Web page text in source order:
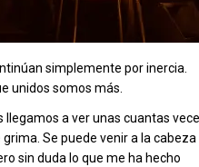
simplemente por inercia.
unidos somos más.
llegamos a ver unas cuantas
Se puede venir a la cabeza
sin duda lo que me ha hecho